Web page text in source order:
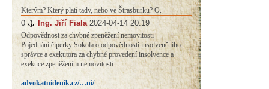
Kterým? Který platí tady, nebo ve Štrasburku? O.
0 # Ing. Jiří Fiala 2024-04-14 20:19
Odpovědnost za chybné zpeněžení nemovitosti
Pojednání čiperky Sokola o odpovědnosti insolvenčního
správce a exekutora za chybné provedení insolvence a
exekuce zpeněžením nemovitosti:
advokatnidenik.cz/…ni/.